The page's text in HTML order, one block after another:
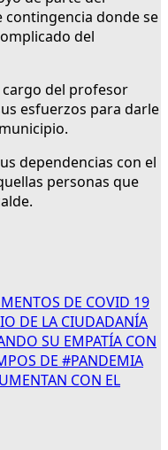
donde se
del
del profesor
esfuerzos para darle
dependencias con el
personas que
DE COVID 19
DE LA CIUDADANÍA
SU EMPATÍA CON
DE #PANDEMIA
CON EL